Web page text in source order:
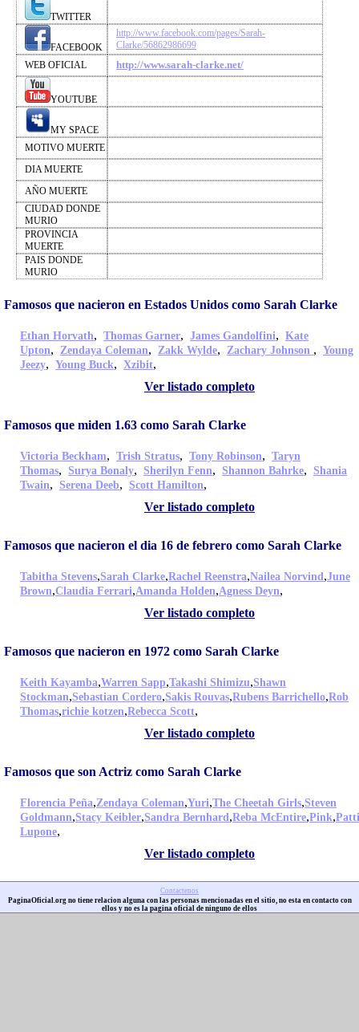
TWITTER
FACEBOOK
http://www.facebook.com/pages/Sarah-
Clarke/56862986699
WEB OFICIAL
http://www.sarah-clarke.net/
YOUTUBE
MY SPACE
MOTIVO MUERTE
DIA MUERTE
AÑO MUERTE
CIUDAD DONDE
MURIO
PROVINCIA
MUERTE
PAIS DONDE
MURIO
Famosos que nacieron en Estados Unidos como Sarah Clarke
Ethan Horvath, Thomas Garner, James Gandolfini, Kate
Upton, Zendaya Coleman, Zakk Wylde, Zachary Johnson , Young
Jeezy, Young Buck, Xzibit,
Ver listado completo
Famosos que miden 1.63 como Sarah Clarke
Victoria Beckham, Trish Stratus, Tony Robinson, Taryn
Thomas, Surya Bonaly, Sherilyn Fenn, Shannon Bahrke, Shania
Twain, Serena Deeb, Scott Hamilton,
Ver listado completo
Famosos que nacieron el dia 16 de febrero como Sarah Clarke
Tabitha Stevens,Sarah Clarke,Rachel Reenstra,Nailea Norvind,June
Brown,Claudia Ferrari,Amanda Holden,Agness Deyn,
Ver listado completo
Famosos que nacieron en 1972 como Sarah Clarke
Keith Kayamba,Warren Sapp,Takashi Shimizu,Shawn
Stockman,Sebastian Cordero,Sakis Rouvas,Rubens Barrichello,Rob
Thomas,richie kotzen,Rebecca Scott,
Ver listado completo
Famosos que son Actriz como Sarah Clarke
Florencia Peña,Zendaya Coleman,Yuri,The Cheetah Girls,Steven
Goldmann,Stacy Keibler,Sandra Bernhard,Reba McEntire,Pink,Patti
Lupone,
Ver listado completo
Contactenos
PaginaOficial.org no tiene relacion alguna con las personas mencionadas en el sitio, no esta en contacto con
ellos y no es la pagina oficial de ninguno de ellos